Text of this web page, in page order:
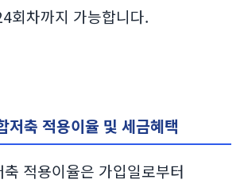
회차까지 가능합니다.
저축 적용이율 및 세금혜택
적용이율은 가입일로부터